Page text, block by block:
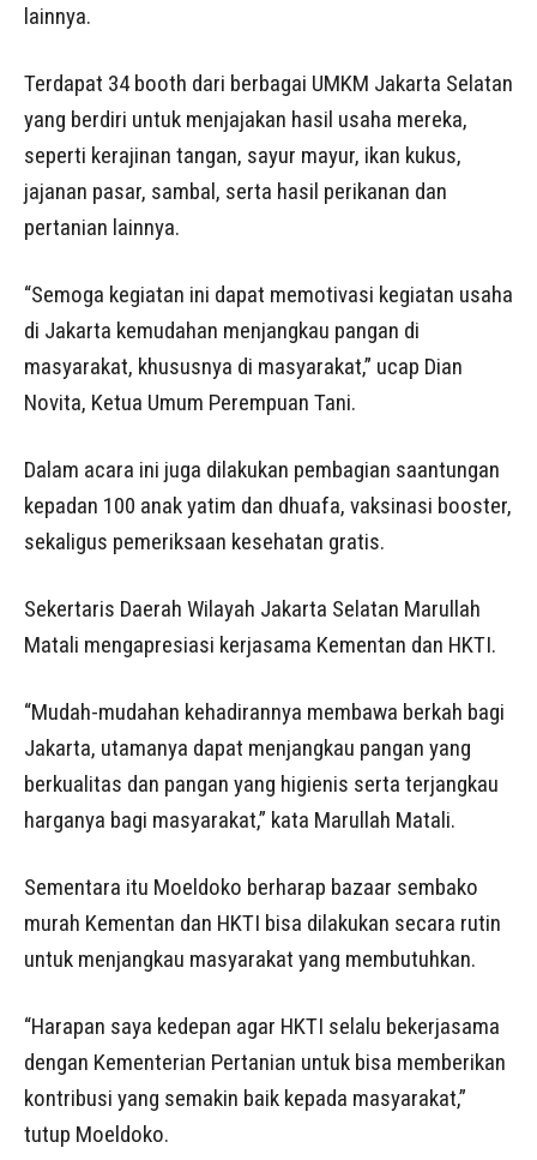
lainnya.
Terdapat 34 booth dari berbagai UMKM Jakarta Selatan
yang berdiri untuk menjajakan hasil usaha mereka,
seperti kerajinan tangan, sayur mayur, ikan kukus,
jajanan pasar, sambal, serta hasil perikanan dan
pertanian lainnya.
“Semoga kegiatan ini dapat memotivasi kegiatan usaha
di Jakarta kemudahan menjangkau pangan di
masyarakat, khususnya di masyarakat,” ucap Dian
Novita, Ketua Umum Perempuan Tani.
Dalam acara ini juga dilakukan pembagian saantungan
kepadan 100 anak yatim dan dhuafa, vaksinasi booster,
sekaligus pemeriksaan kesehatan gratis.
Sekertaris Daerah Wilayah Jakarta Selatan Marullah
Matali mengapresiasi kerjasama Kementan dan HKTI.
“Mudah-mudahan kehadirannya membawa berkah bagi
Jakarta, utamanya dapat menjangkau pangan yang
berkualitas dan pangan yang higienis serta terjangkau
harganya bagi masyarakat,” kata Marullah Matali.
Sementara itu Moeldoko berharap bazaar sembako
murah Kementan dan HKTI bisa dilakukan secara rutin
untuk menjangkau masyarakat yang membutuhkan.
“Harapan saya kedepan agar HKTI selalu bekerjasama
dengan Kementerian Pertanian untuk bisa memberikan
kontribusi yang semakin baik kepada masyarakat,”
tutup Moeldoko.